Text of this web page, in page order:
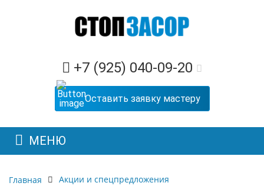
+7 (925) 040-09-20
Оставить заявку мастеру
МЕНЮ
Главная
Акции и спецпредложения